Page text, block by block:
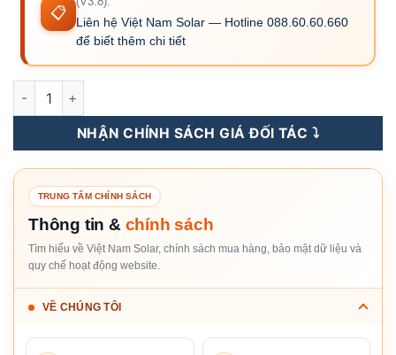
📋
Liên hệ Việt Nam Solar — Hotline 088.60.60.660
để biết thêm chi tiết
S6-EH3P12K-H - Inverter Hybrid Solis 12KW 3 Pha (Áp Cao)
NHẬN CHÍNH SÁCH GIÁ ĐỐI TÁC ⤵️
TRUNG TÂM CHÍNH SÁCH
Thông tin & chính sách
Tìm hiểu về Việt Nam Solar, chính sách mua hàng, bảo mật dữ liệu và
quy chế hoạt động website.
VỀ CHÚNG TÔI